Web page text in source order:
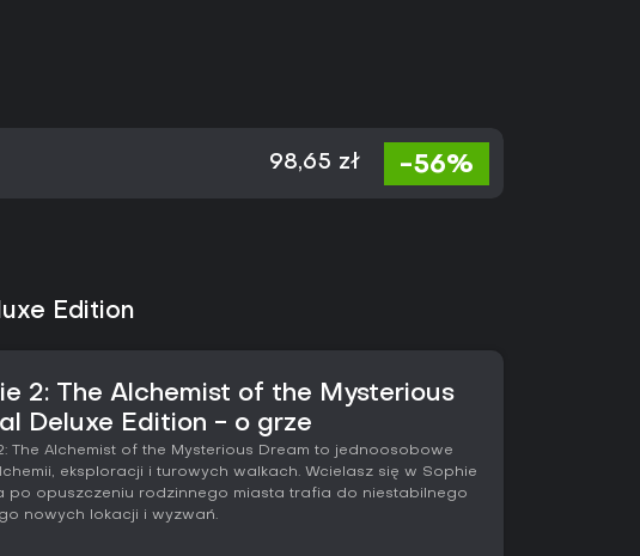
98,65 zł -56%
Edition
2: The Alchemist of the Mysterious
Deluxe Edition - o grze
The Alchemist of the Mysterious Dream to jednoosobowe
eksploracji i turowych walkach. Wcielasz się w Sophie
po opuszczeniu rodzinnego miasta trafia do niestabilnego
nowych lokacji i wyzwań.